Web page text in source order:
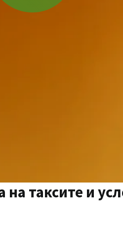
таксите и